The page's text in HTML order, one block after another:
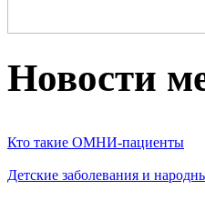
Новости
Кто такие ОМНИ-пациенты
Детские заболевания и